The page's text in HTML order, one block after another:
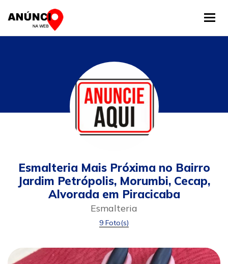
Esmalteria Mais Próxima no Bairro
Jardim Petrópolis, Morumbi, Cecap,
Alvorada em Piracicaba
Esmalteria
9 Foto(s)